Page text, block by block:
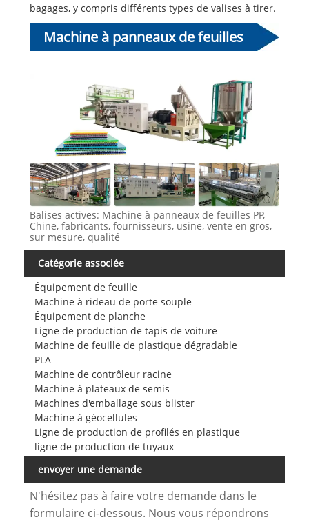
bagages, y compris différents types de valises à tirer.
Machine à panneaux de feuilles
Balises actives: Machine à panneaux de feuilles PP,
Chine, fabricants, fournisseurs, usine, vente en gros,
sur mesure, qualité
Catégorie associée
Équipement de feuille
Machine à rideau de porte souple
Équipement de planche
Ligne de production de tapis de voiture
Machine de feuille de plastique dégradable
PLA
Machine de contrôleur racine
Machine à plateaux de semis
Machines d'emballage sous blister
Machine à géocellules
Ligne de production de profilés en plastique
ligne de production de tuyaux
envoyer une demande
N'hésitez pas à faire votre demande dans le
formulaire ci-dessous. Nous vous répondrons